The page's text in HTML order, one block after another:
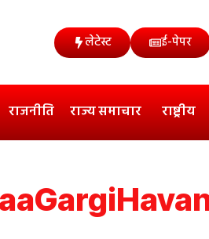
लेटेस्ट ई-पेपर
राजनीति राज्य समाचार राष्ट्रीय